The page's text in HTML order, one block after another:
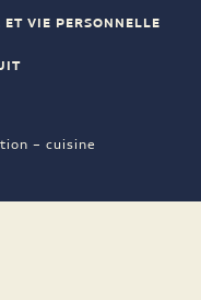
VIE PERSONNELLE
– cuisine